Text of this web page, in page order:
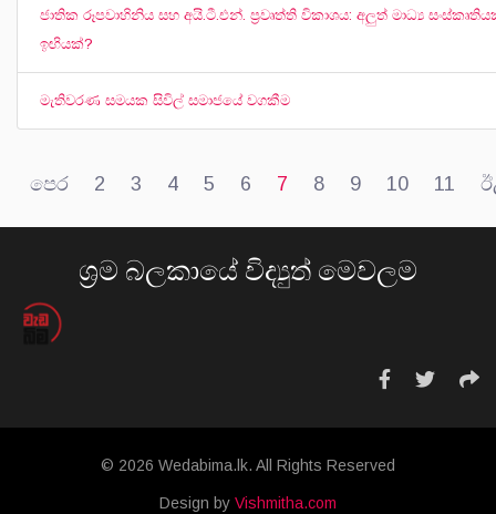
ජාතික රූපවාහිනිය සහ අයි.ටී.එන්. ප්‍රවෘත්ති විකාශය: අලුත් මාධ්‍ය
ඉඟියක්?
මැතිවරණ සමයක සිවිල් සමාජයේ වගකීම
පෙර 2 3 4 5 6 7 8 9 10 11
ශ්‍රම බලකායේ විද්‍යුත් මෙවලම
© 2026 Wedabima.lk. All Rights Reserved
Design by Vishmitha.com